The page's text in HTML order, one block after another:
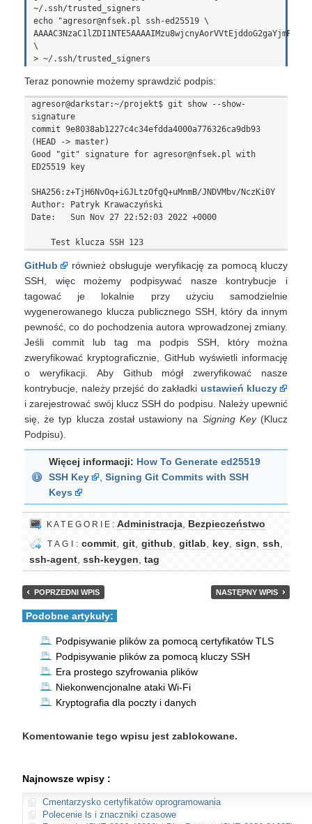
~/.ssh/trusted_signers
echo "agresor@nfsek.pl ssh-ed25519 \
\
Teraz ponownie możemy sprawdzić podpis:
agresor@darkstar:~/projekt$ git show --show-
signature
commit 9e8038ab1227c4c34efdda4000a776326ca9db93
(HEAD -> master)
Good "git" signature for agresor@nfsek.pl with
ED25519 key
SHA256:z+TjH6NvOq+iGJLtzOfgQ+uMnmB/JNDVMbv/NczKi0Y
Author: Patryk Krawaczyński
Date:   Sun Nov 27 22:52:03 2022 +0000
GitHub
również obsługuje weryfikację za pomocą kluczy
SSH, więc możemy podpisywać nasze kontrybucje i
tagować je lokalnie przy użyciu samodzielnie
wygenerowanego klucza publicznego SSH, który da innym
pewność, co do pochodzenia autora wprowadzonej zmiany.
Jeśli commit lub tag ma podpis SSH, który można
zweryfikować kryptograficznie, GitHub wyświetli informację
o weryfikacji. Aby Github mógł zweryfikować nasze
kontrybucje, należy przejść do zakładki ustawień kluczy
i zarejestrować swój klucz SSH do podpisu. Należy upewnić
się, że typ klucza został ustawiony na Signing Key(Klucz
Podpisu).
Więcej informacji: How To Generate ed25519
SSH Key
Signing Git Commits with SSH
Keys
K A T E G O R I E : Administracja Bezpieczeństwo
T A G I : commit git github gitlab key sign ssh
ssh-agent ssh-keygen tag
POPRZEDNI WPIS NASTĘPNY WPIS
Podobne artykuły:
Podpisywanie plików za pomocą certyfikatów TLS
Podpisywanie plików za pomocą kluczy SSH
Era prostego szyfrowania plików
Niekonwencjonalne ataki Wi-Fi
Kryptografia dla poczty i danych
Komentowanie tego wpisu jest zablokowane.
Najnowsze wpisy :
Cmentarzysko certyfikatów oprogramowania
Polecenie ls i znaczniki czasowe